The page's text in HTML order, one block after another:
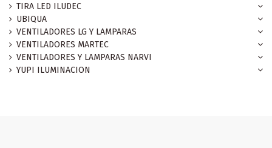
TIRA LED ILUDEC
UBIQUA
VENTILADORES LG Y LAMPARAS
VENTILADORES MARTEC
VENTILADORES Y LAMPARAS NARVI
YUPI ILUMINACION